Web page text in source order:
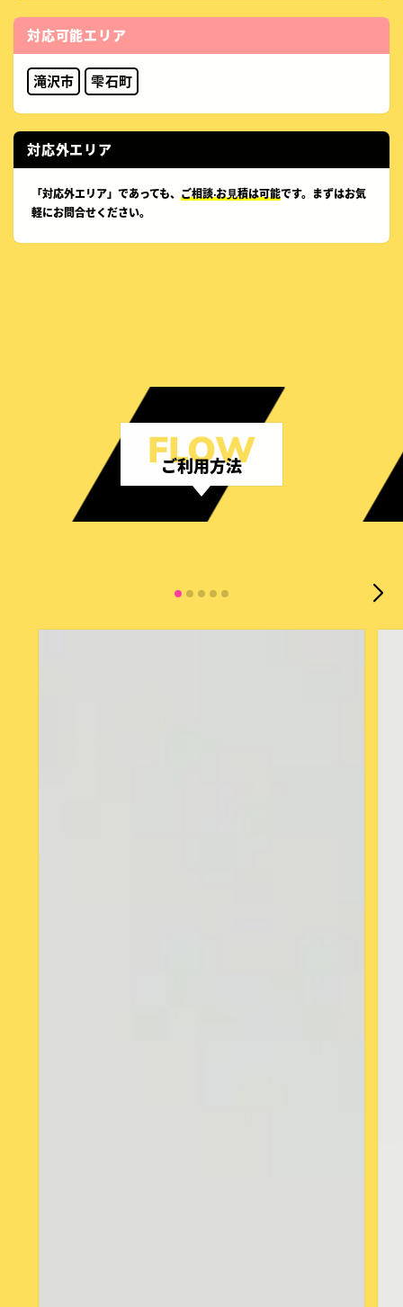
対応可能エリア
滝沢市 雫石町
対応外エリア
「対応外エリア」であっても、 ご相談‧お⾒積は可能です。まずはお気
軽にお問合せください。
ご利用方法